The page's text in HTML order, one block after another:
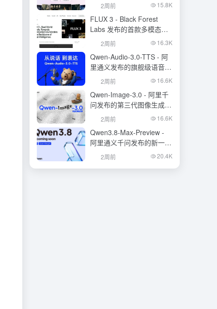
2周前 15.8K
FLUX 3 - Black Forest
Labs 发布的首款多模态基
础模型
2周前 16.3K
Qwen-Audio-3.0-TTS - 阿
里通义发布的旗舰级语音合
成大模型
2周前 16.6K
Qwen-Image-3.0 - 阿里千
问发布的第三代图像生成基
础模型
2周前 16.6K
Qwen3.8-Max-Preview -
阿里通义千问发布的新一代
旗舰大模型
2周前 20.4K